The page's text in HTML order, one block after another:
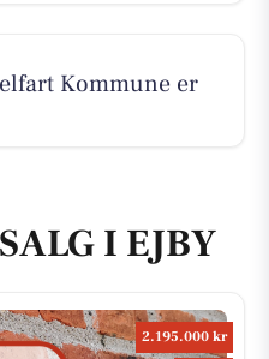
Kommune er
I EJBY
2.195.000 kr